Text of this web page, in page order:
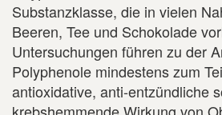
Substanzklasse, die in vielen
Beeren, Tee und Schokolade
Untersuchungen führen zu der
Polyphenole mindestens zum
antioxidative, anti-entzündliche
krebshemmende Wirkung von